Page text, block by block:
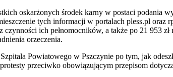
oskarżonych środek karny w postaci podania
tych informacji w portalach pless.pl
ich pełnomocników, a także po 21 953
orzeczenia.
Powiatowego w Pszczynie po tym, jak
przeciwko obowiązującym przepisom